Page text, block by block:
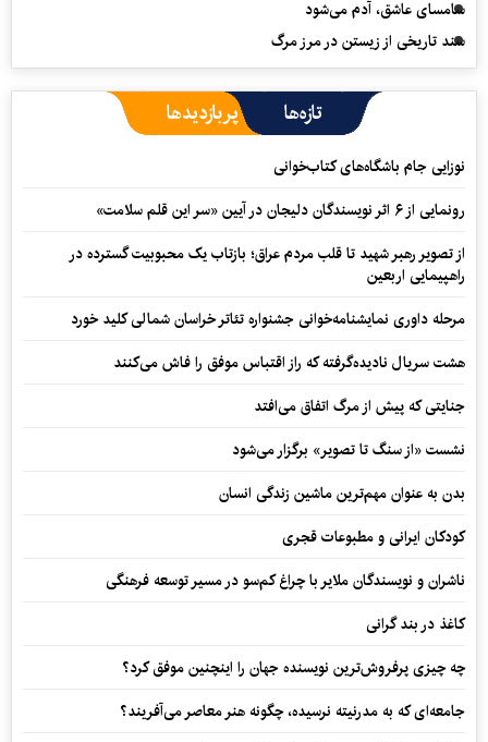
سامسای عاشق، آدم می‌شود
سند تاریخی از زیستن در مرز مرگ
تازه‌ها پربازدیدها
نوزایی جام باشگاه‌های کتاب‌خوانی
رونمایی از ۶ اثر نویسندگان دلیجان در آیین «سر این قلم سلامت»
از تصویر رهبر شهید تا قلب مردم عراق؛ بازتاب یک محبوبیت گسترده در
راهپیمایی اربعین
مرحله داوری نمایشنامه‌خوانی جشنواره تئاتر خراسان شمالی کلید خورد
هشت سریال نادیده‌گرفته که راز اقتباس موفق را فاش می‌کنند
جنایتی که پیش از مرگ اتفاق می‌افتد
نشست «از سنگ تا تصویر» برگزار می‌شود
بدن به عنوان مهم‌ترین ماشین زندگی انسان
کودکان ایرانی و مطبوعات قجری
ناشران و نویسندگان ملایر با چراغ کم‌سو در مسیر توسعه فرهنگی
کاغذ در بند گرانی
چه چیزی پرفروش‌ترین نویسنده جهان را اینچنین موفق کرد؟
جامعه‌ای که به مدرنیته نرسیده، چگونه هنر معاصر می‌آفریند؟